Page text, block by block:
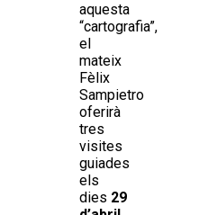
aquesta
“cartografia”,
el
mateix
Fèlix
Sampietro
oferirà
tres
visites
guiades
els
dies 29